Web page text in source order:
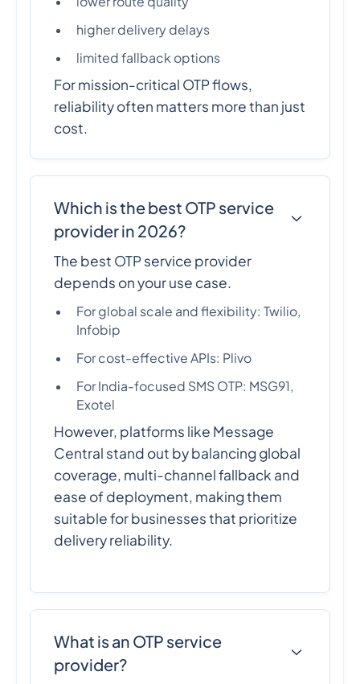
higher delivery delays
limited fallback options
For mission-critical OTP flows,
reliability often matters more than just
cost.
Which is the best OTP service
provider in 2026?
The best OTP service provider
depends on your use case.
For global scale and flexibility: Twilio,
Infobip
For cost-effective APIs: Plivo
For India-focused SMS OTP: MSG91,
Exotel
However, platforms like Message
Central stand out by balancing global
coverage, multi-channel fallback and
ease of deployment, making them
suitable for businesses that prioritize
delivery reliability.
What is an OTP service
provider?